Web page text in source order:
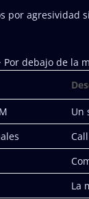
por agresividad
Por debajo de la
Un
La